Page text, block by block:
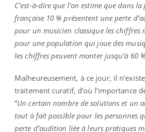
C’est-à-dire que l’on estime que dans
française 10 % présentent une perte
pour un musicien classique les chiffres
pour une population qui joue des
les chiffres peuvent monter jusqu’à 60
Malheureusement, à ce jour, il
traitement curatif, d’où l’importance
”Un certain nombre de solutions et un
tout à fait possible pour les personnes
perte d’audition liée à leurs pratiques